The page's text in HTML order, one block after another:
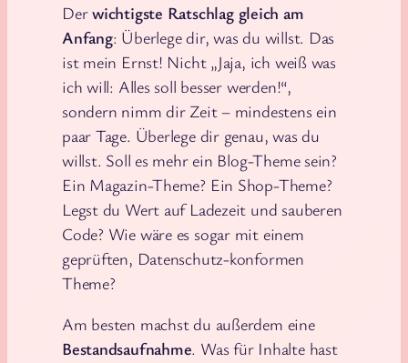
Derwichtigste Ratschlag gleich am
Anfang: Überlege dir, was du willst. Das
ist mein Ernst! Nicht „Jaja, ich weiß was
ich will: Alles soll besser werden!“,
sondern nimm dir Zeit – mindestens ein
paar Tage. Überlege dir genau, was du
willst. Soll es mehr ein Blog-Theme sein?
Ein Magazin-Theme? Ein Shop-Theme?
Legst du Wert auf Ladezeit und sauberen
Code? Wie wäre es sogar mit einem
geprüften, Datenschutz-konformen
Theme?
Am besten machst du außerdem eine
Bestandsaufnahme. Was für Inhalte hast